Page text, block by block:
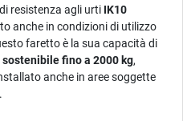
resistenza agli urti IK10
anche in condizioni di utilizzo
faretto è la sua capacità di
fino a 2000 kg,
anche in aree soggette